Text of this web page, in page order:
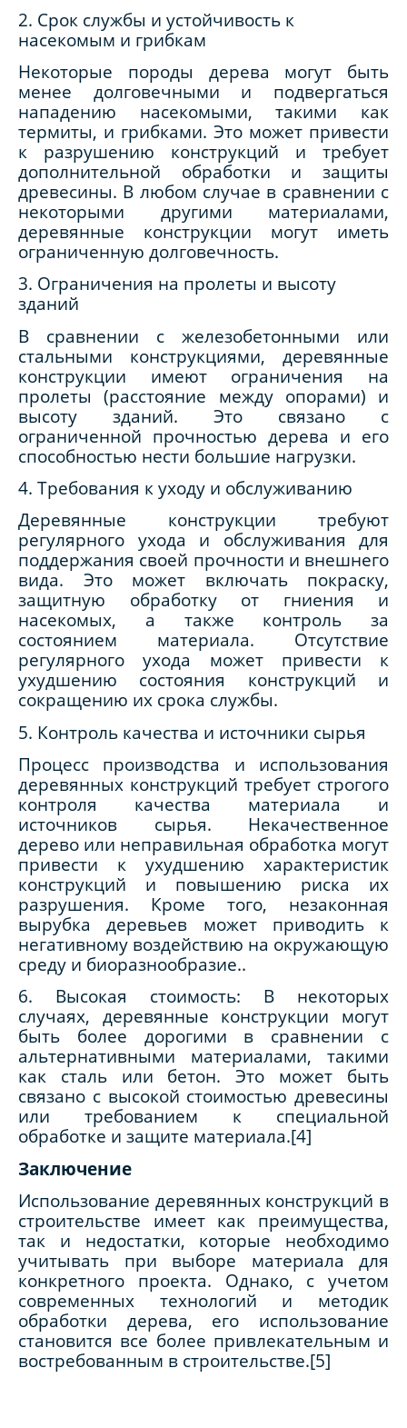
2. Срок службы и устойчивость к
насекомым и грибкам
Некоторые породы дерева могут быть
менее долговечными и подвергаться
нападению насекомыми, такими как
термиты, и грибками. Это может привести
к разрушению конструкций и требует
дополнительной обработки и защиты
древесины. В любом случае в сравнении с
некоторыми другими материалами,
деревянные конструкции могут иметь
ограниченную долговечность.
3. Ограничения на пролеты и высоту
зданий
В сравнении с железобетонными или
стальными конструкциями, деревянные
конструкции имеют ограничения на
пролеты (расстояние между опорами) и
высоту зданий. Это связано с
ограниченной прочностью дерева и его
способностью нести большие нагрузки.
4. Требования к уходу и обслуживанию
Деревянные конструкции требуют
регулярного ухода и обслуживания для
поддержания своей прочности и внешнего
вида. Это может включать покраску,
защитную обработку от гниения и
насекомых, а также контроль за
состоянием материала. Отсутствие
регулярного ухода может привести к
ухудшению состояния конструкций и
сокращению их срока службы.
5. Контроль качества и источники сырья
Процесс производства и использования
деревянных конструкций требует строгого
контроля качества материала и
источников сырья. Некачественное
дерево или неправильная обработка могут
привести к ухудшению характеристик
конструкций и повышению риска их
разрушения. Кроме того, незаконная
вырубка деревьев может приводить к
негативному воздействию на окружающую
среду и биоразнообразие..
6. Высокая стоимость: В некоторых
случаях, деревянные конструкции могут
быть более дорогими в сравнении с
альтернативными материалами, такими
как сталь или бетон. Это может быть
связано с высокой стоимостью древесины
или требованием к специальной
обработке и защите материала.[4]
Заключение
Использование деревянных конструкций в
строительстве имеет как преимущества,
так и недостатки, которые необходимо
учитывать при выборе материала для
конкретного проекта. Однако, с учетом
современных технологий и методик
обработки дерева, его использование
становится все более привлекательным и
востребованным в строительстве.[5]